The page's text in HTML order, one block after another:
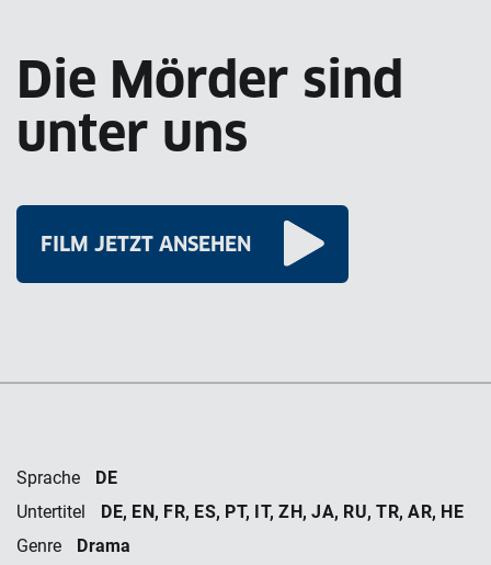
Die Mörder sind
unter uns
FILM JETZT ANSEHEN
Sprache DE
Untertitel DE, EN, FR, ES, PT, IT, ZH, JA, RU, TR, AR, HE
Genre Drama